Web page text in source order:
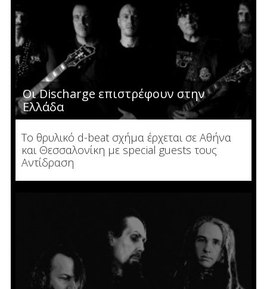
Οι Discharge επιστρέφουν στην
Ελλάδα
Το θρυλικό d-beat σχήμα έρχεται σε Αθήνα
και Θεσσαλονίκη με special guests τους
Αντίδραση